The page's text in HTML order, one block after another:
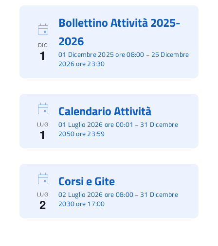
DIC
1 01 Dicembre 2025 ore 08:00 – 25 Dicembre
2026 ore 23:30
Bollettino Attività 2025-
2026
LUG
1
01 Luglio 2026 ore 00:01 – 31 Dicembre
2050 ore 23:59
Calendario Attività
LUG
2
02 Luglio 2026 ore 08:00– 31 Dicembre
2030 ore 17:00
Corsi e Gite